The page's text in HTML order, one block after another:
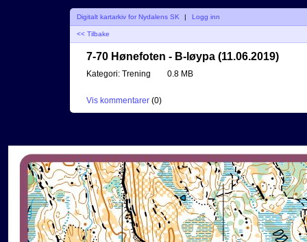
Digitalt kartarkiv for Nydalens SK | Logg inn
<< Tilbake
7-70 Hønefoten - B-løypa (11.06.2019)
Kategori: Trening 0.8 MB
Vis kommentarer (0)